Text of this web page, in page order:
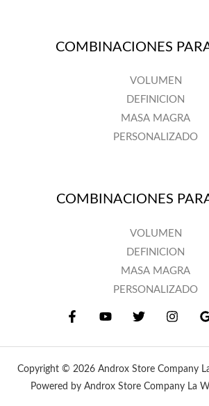
COMBINACIONES
VOLUMEN
DEFINICION
MASA MAGRA
PERSONALIZADO
COMBINACIONES
VOLUMEN
DEFINICION
MASA MAGRA
PERSONALIZADO
Copyright © 2026 Androx Store Company
Powered by Androx Store Company La